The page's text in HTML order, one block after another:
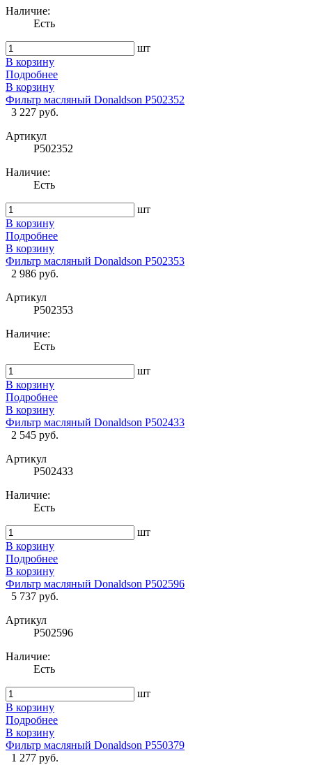
Наличие:
Есть
шт
В корзину
Подробнее
В корзину
Фильтр масляный Donaldson P502352
3 227 руб.
Артикул
P502352
Наличие:
Есть
шт
В корзину
Подробнее
В корзину
Фильтр масляный Donaldson P502353
2 986 руб.
Артикул
P502353
Наличие:
Есть
шт
В корзину
Подробнее
В корзину
Фильтр масляный Donaldson P502433
2 545 руб.
Артикул
P502433
Наличие:
Есть
шт
В корзину
Подробнее
В корзину
Фильтр масляный Donaldson P502596
5 737 руб.
Артикул
P502596
Наличие:
Есть
шт
В корзину
Подробнее
В корзину
Фильтр масляный Donaldson P550379
1 277 руб.